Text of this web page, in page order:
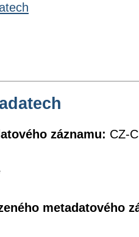
záznamu: CZ-
metadatového